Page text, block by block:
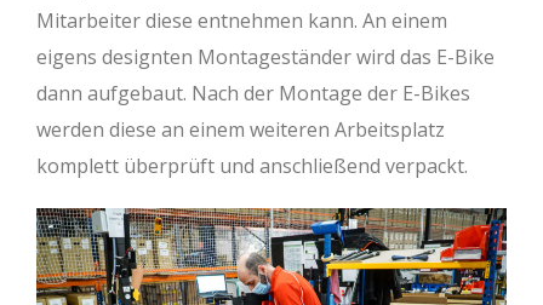
Mitarbeiter diese entnehmen kann. An einem
eigens designten Montageständer wird das E-Bike
dann aufgebaut. Nach der Montage der E-Bikes
werden diese an einem weiteren Arbeitsplatz
komplett überprüft und anschließend verpackt.